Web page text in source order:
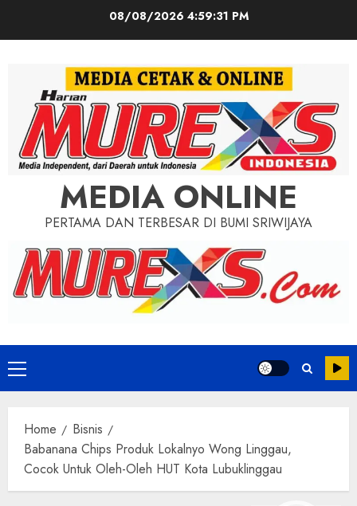
08/08/2026 4:59:32 PM
MEDIA ONLINE
PERTAMA DAN TERBESAR DI BUMI SRIWIJAYA
Primary
Menu
Home
Bisnis
Babanana Chips Produk Lokalnyo Wong Linggau,
Cocok Untuk Oleh-Oleh HUT Kota Lubuklinggau